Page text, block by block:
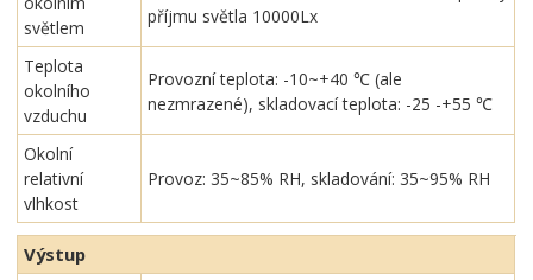
světlem
příjmu světla 10000Lx
Teplota
okolního
vzduchu
Provozní teplota: -10~+40 ℃ (ale
nezmrazené), skladovací teplota: -25 -+55 ℃
Okolní
relativní
vlhkost
Provoz: 35~85% RH, skladování: 35~95% RH
Výstup